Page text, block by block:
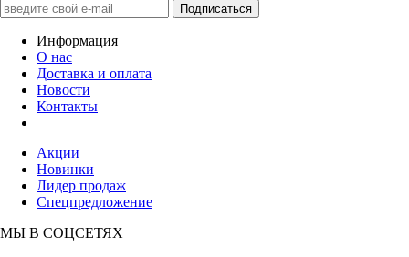
Информация
О нас
Доставка и оплата
Новости
Контакты
Акции
Новинки
Лидер продаж
Спецпредложение
МЫ В СОЦСЕТЯХ